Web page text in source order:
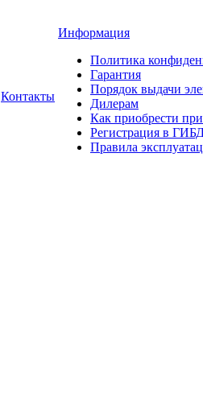
Контакты
Информация
Политика
Гарантия
Порядок выдачи
Дилерам
Как приобрести
Регистрация в
Правила